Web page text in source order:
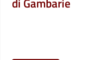
di Gambarie